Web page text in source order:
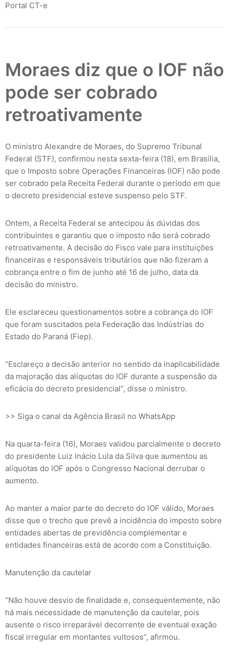
Portal CT-e
Moraes diz que o IOF não
pode ser cobrado
retroativamente
O ministro Alexandre de Moraes, do Supremo Tribunal
Federal (STF), confirmou nesta sexta-feira (18), em Brasília,
que o Imposto sobre Operações Financeiras (IOF) não pode
ser cobrado pela Receita Federal durante o período em que
o decreto presidencial esteve suspenso pelo STF.
Ontem, a Receita Federal se antecipou às dúvidas dos
contribuintes e garantiu que o imposto não será cobrado
retroativamente. A decisão do Fisco vale para instituições
financeiras e responsáveis tributários que não fizeram a
cobrança entre o fim de junho até 16 de julho, data da
decisão do ministro.
Ele esclareceu questionamentos sobre a cobrança do IOF
que foram suscitados pela Federação das Indústrias do
Estado do Paraná (Fiep).
“Esclareço a decisão anterior no sentido da inaplicabilidade
da majoração das alíquotas do IOF durante a suspensão da
eficácia do decreto presidencial”, disse o ministro.
>> Siga o canal da Agência Brasil no WhatsApp
Na quarta-feira (16), Moraes validou parcialmente o decreto
do presidente Luiz Inácio Lula da Silva que aumentou as
alíquotas do IOF após o Congresso Nacional derrubar o
aumento.
Ao manter a maior parte do decreto do IOF válido, Moraes
disse que o trecho que prevê a incidência do imposto sobre
entidades abertas de previdência complementar e
entidades financeiras está de acordo com a Constituição.
Manutenção da cautelar
“Não houve desvio de finalidade e, consequentemente, não
há mais necessidade de manutenção da cautelar, pois
ausente o risco irreparável decorrente de eventual exação
fiscal irregular em montantes vultosos”, afirmou.